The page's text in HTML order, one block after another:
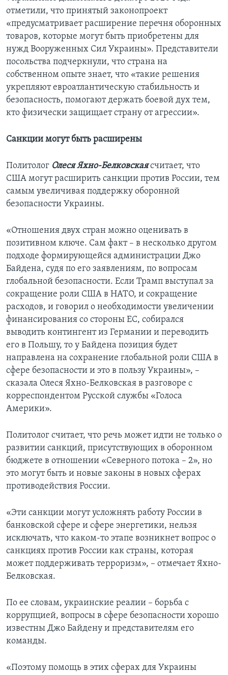
отметили, что принятый законопроект
«предусматривает расширение перечня оборонных
товаров, которые могут быть приобретены для
нужд Вооруженных Сил Украины». Представители
посольства подчеркнули, что страна на
собственном опыте знает, что «такие решения
укрепляют евроатлантическую стабильность и
безопасность, помогают держать боевой дух тем,
кто физически защищает страну от агрессии».
Санкции могут быть расширены
Политолог Олеся Яхно-Белковскаясчитает, что
США могут расширить санкции против России, тем
самым увеличивая поддержку оборонной
безопасности Украины.
«Отношения двух стран можно оценивать в
позитивном ключе. Сам факт – в несколько другом
подходе формирующейся администрации Джо
Байдена, судя по его заявлениям, по вопросам
глобальной безопасности. Если Трамп выступал за
сокращение роли США в НАТО, и сокращение
расходов, и говорил о необходимости увеличении
финансирования со стороны ЕС, собирался
выводить контингент из Германии и переводить
его в Польшу, то у Байдена позиция будет
направлена на сохранение глобальной роли США в
сфере безопасности и это в пользу Украины», –
сказала Олеся Яхно-Белковская в разговоре с
корреспондентом Русской службы «Голоса
Америки».
Политолог считает, что речь может идти не только о
развитии санкций, присутствующих в оборонном
бюджете в отношении «Северного потока – 2», но
это могут быть и новые законы в новых сферах
противодействия России.
«Эти санкции могут усложнять работу России в
банковской сфере и сфере энергетики, нельзя
исключать, что каком-то этапе возникнет вопрос о
санкциях против России как страны, которая
может поддерживать терроризм», – отмечает Яхно-
Белковская.
По ее словам, украинские реалии – борьба с
коррупцией, вопросы в сфере безопасности хорошо
известны Джо Байдену и представителям его
команды.
«Поэтому помощь в этих сферах для Украины